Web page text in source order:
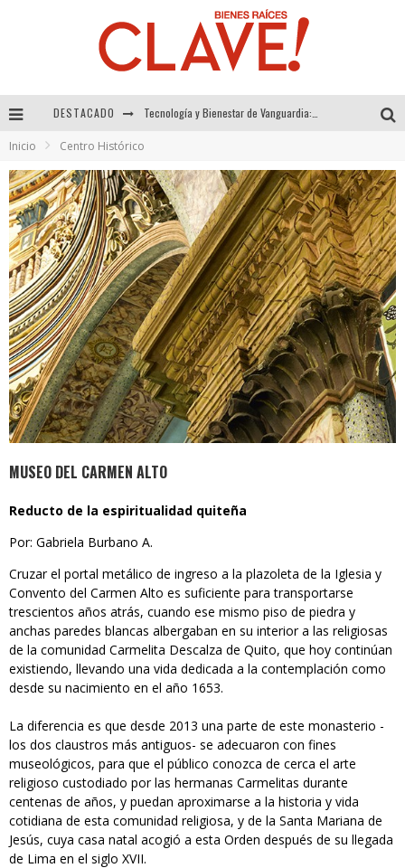
DESTACADO Sector Inmobiliario – recuperación a paso firme
El Despertar de la Calidez: Acabados Dorados de FV para Elevar tu Espacio
Tecnología y Bienestar de Vanguardia: El Inodoro Inteligente Neotech de FV.
Inicio Centro Histórico
MUSEO DEL CARMEN ALTO
Reducto de la espiritualidad quiteña
Por: Gabriela Burbano A.
Cruzar el portal metálico de ingreso a la plazoleta de la Iglesia y
Convento del Carmen Alto es suficiente para transportarse
trescientos años atrás, cuando ese mismo piso de piedra y
anchas paredes blancas albergaban en su interior a las religiosas
de la comunidad Carmelita Descalza de Quito, que hoy continúan
existiendo, llevando una vida dedicada a la contemplación como
desde su nacimiento en el año 1653.
La diferencia es que desde 2013 una parte de este monasterio -
los dos claustros más antiguos- se adecuaron con fines
museológicos, para que el público conozca de cerca el arte
religioso custodiado por las hermanas Carmelitas durante
centenas de años, y puedan aproximarse a la historia y vida
cotidiana de esta comunidad religiosa, y de la Santa Mariana de
Jesús, cuya casa natal acogió a esta Orden después de su llegada
de Lima en el siglo XVII.